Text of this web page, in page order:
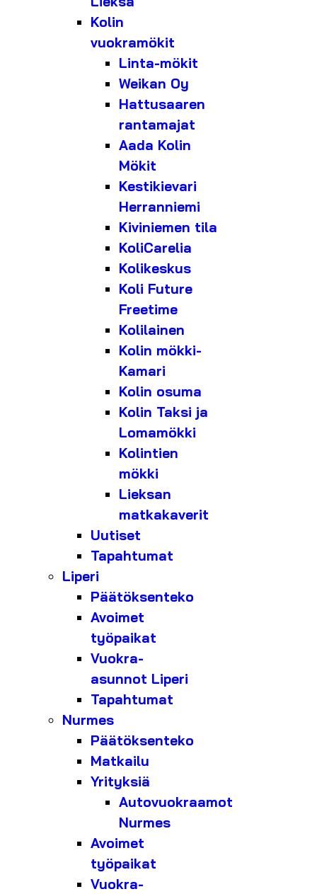
Kolin
vuokramökit
Linta-mökit
Weikan Oy
Hattusaaren
rantamajat
Aada Kolin
Mökit
Kestikievari
Herranniemi
Kiviniemen tila
KoliCarelia
Kolikeskus
Koli Future
Freetime
Kolilainen
Kolin mökki-
Kamari
Kolin osuma
Kolin Taksi ja
Lomamökki
Kolintien
mökki
Lieksan
matkakaverit
Uutiset
Tapahtumat
Liperi
Päätöksenteko
Avoimet
työpaikat
Vuokra-
asunnot Liperi
Tapahtumat
Nurmes
Päätöksenteko
Matkailu
Yrityksiä
Autovuokraamot
Nurmes
Avoimet
työpaikat
Vuokra-